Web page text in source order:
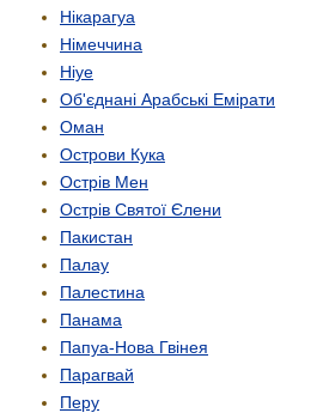
Нікарагуа
Німеччина
Ніуе
Об'єднані Арабські Емірати
Оман
Острови Кука
Острів Мен
Острів Святої Єлени
Пакистан
Палау
Палестина
Панама
Папуа-Нова Гвінея
Парагвай
Перу